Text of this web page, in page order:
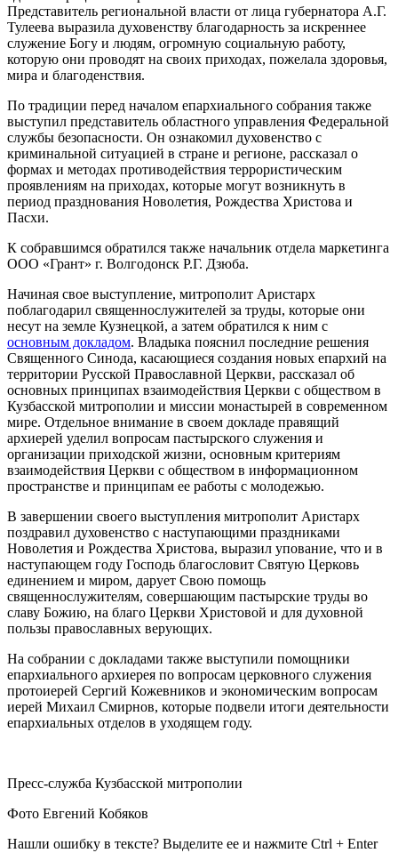
Представитель региональной власти от лица губернатора А.Г.
Тулеева выразила духовенству благодарность за искреннее
служение Богу и людям, огромную социальную работу,
которую они проводят на своих приходах, пожелала здоровья,
мира и благоденствия.
По традиции перед началом епархиального собрания также
выступил представитель областного управления Федеральной
службы безопасности. Он ознакомил духовенство с
криминальной ситуацией в стране и регионе, рассказал о
формах и методах противодействия террористическим
проявлениям на приходах, которые могут возникнуть в
период празднования Новолетия, Рождества Христова и
Пасхи.
К собравшимся обратился также начальник отдела маркетинга
ООО «Грант» г. Волгодонск Р.Г. Дзюба.
Начиная свое выступление, митрополит Аристарх
поблагодарил священнослужителей за труды, которые они
несут на земле Кузнецкой, а затем обратился к ним с
основным докладом. Владыка пояснил последние решения
Священного Синода, касающиеся создания новых епархий на
территории Русской Православной Церкви, рассказал об
основных принципах взаимодействия Церкви с обществом в
Кузбасской митрополии и миссии монастырей в современном
мире. Отдельное внимание в своем докладе правящий
архиерей уделил вопросам пастырского служения и
организации приходской жизни, основным критериям
взаимодействия Церкви с обществом в информационном
пространстве и принципам ее работы с молодежью.
В завершении своего выступления митрополит Аристарх
поздравил духовенство с наступающими праздниками
Новолетия и Рождества Христова, выразил упование, что и в
наступающем году Господь благословит Святую Церковь
единением и миром, дарует Свою помощь
священнослужителям, совершающим пастырские труды во
славу Божию, на благо Церкви Христовой и для духовной
пользы православных верующих.
На собрании с докладами также выступили помощники
епархиального архиерея по вопросам церковного служения
протоиерей Сергий Кожевников и экономическим вопросам
иерей Михаил Смирнов, которые подвели итоги деятельности
епархиальных отделов в уходящем году.
Пресс-служба Кузбасской митрополии
Фото Евгений Кобяков
Нашли ошибку в тексте? Выделите ее и нажмите Ctrl + Enter